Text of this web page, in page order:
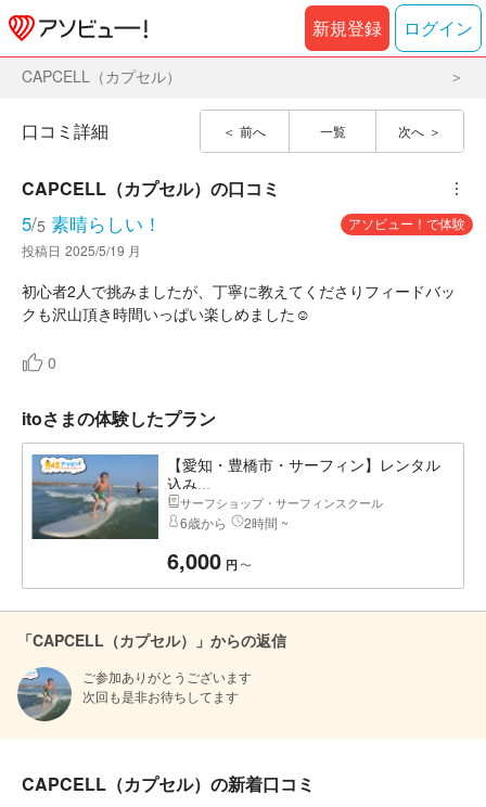
新規登録 ログイン
CAPCELL（カプセル）
前へ 一覧 次へ
口コミ詳細
CAPCELL（カプセル） の口コミ ︙
5/5 素晴らしい！
アソビュー！で体験
投稿日 2025/5/19 月
初心者2人で挑みましたが、丁寧に教えてくださりフィードバッ
クも沢山頂き時間いっぱい楽しめました☺️
0
itoさまの体験したプラン
【愛知・豊橋市・サーフィン】レンタル
込み...
サーフショップ・サーフィンスクール
6歳から 2時間 ~
6,000 円 〜
「CAPCELL（カプセル）」からの返信
ご参加ありがとうございます
次回も是非お待ちしてます
CAPCELL（カプセル）の新着口コミ